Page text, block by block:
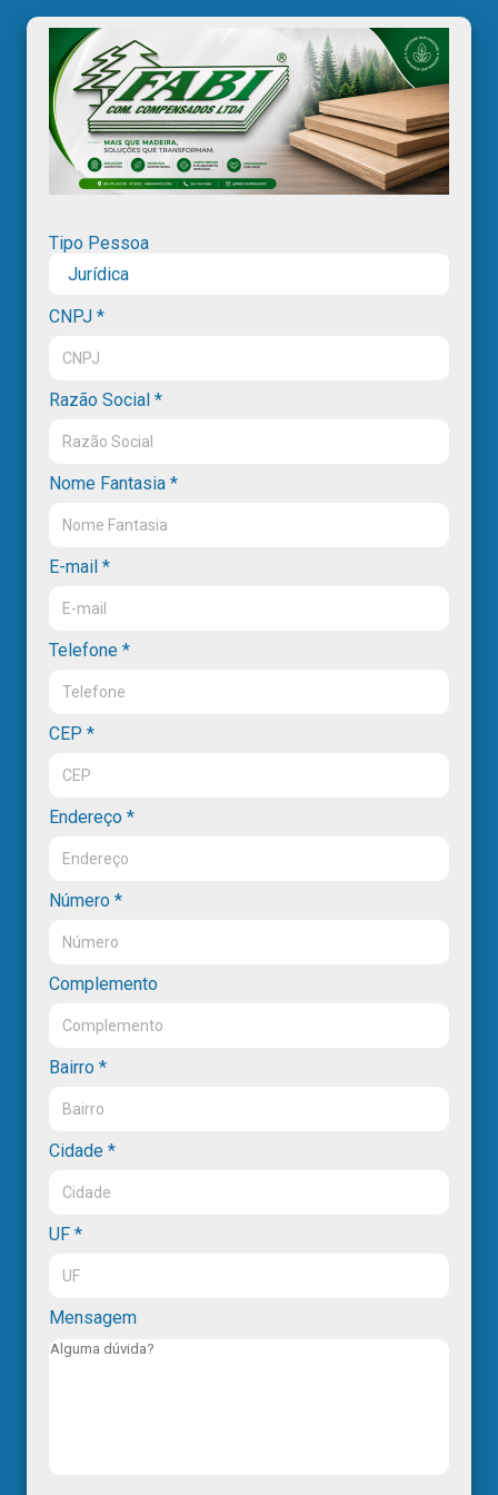
Tipo Pessoa
Jurídica
CNPJ *
Razão Social *
Nome Fantasia *
E-mail *
Telefone *
CEP *
Endereço *
Número *
Complemento
Bairro *
Cidade *
UF *
Mensagem